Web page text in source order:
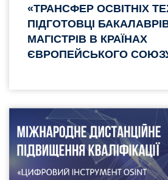
«ТРАНСФЕР ОСВІТНІХ
ПІДГОТОВЦІ
МАГІСТРІВ В КРАЇНАХ
ЄВРОПЕЙСЬКОГО